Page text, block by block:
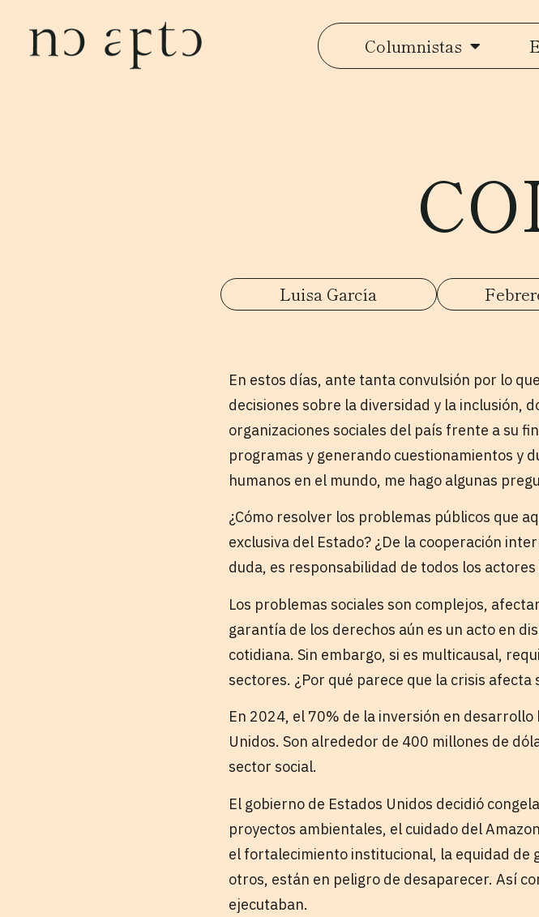
Columnistas
Luisa García
En estos días, ante tanta convulsión por lo
decisiones sobre la diversidad y la inclusión,
organizaciones sociales del país frente a su
programas y generando cuestionamientos y
humanos en el mundo, me hago algunas
¿Cómo resolver los problemas públicos que
exclusiva del Estado? ¿De la cooperación
duda, es responsabilidad de todos los
Los problemas sociales son complejos,
garantía de los derechos aún es un acto en
cotidiana. Sin embargo, si es multicausal,
sectores. ¿Por qué parece que la crisis afecta
En 2024, el 70% de la inversión en
Unidos. Son alrededor de 400 millones de
sector social.
El gobierno de Estados Unidos decidió
proyectos ambientales, el cuidado del
el fortalecimiento institucional, la equidad
otros, están en peligro de desaparecer. Así
ejecutaban.